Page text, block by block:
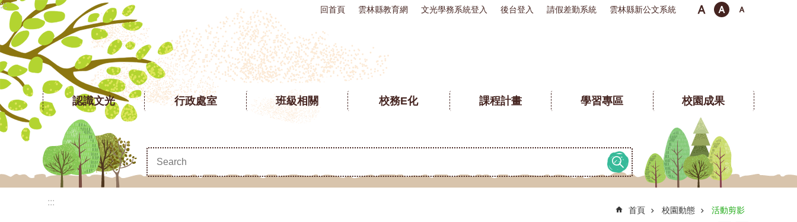
跳到主要內容區塊
::: 回首頁 雲林縣教育網 文光學務系統登入 後台登入 請假差勤系統 雲林縣新公文系統
認識文光 行政處室 班級相關 校務E化 課程計畫 學習專區 校園成果
:::
首頁 校園動態 活動剪影